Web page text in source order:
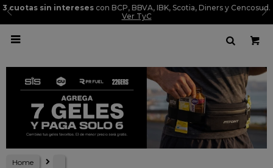
3 cuotas sin intereses con BCP, BBVA, IBK, Scotia, Diners y Cencosud.
Ver TyC

Home